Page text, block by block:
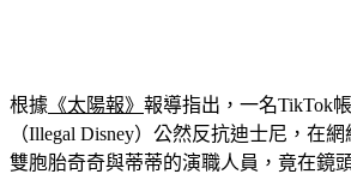
根據 《太陽報》 報導指出，一名TikTok
（Illegal Disney）公然反抗迪士尼，在
雙胞胎奇奇與蒂蒂的演職人員，竟在鏡